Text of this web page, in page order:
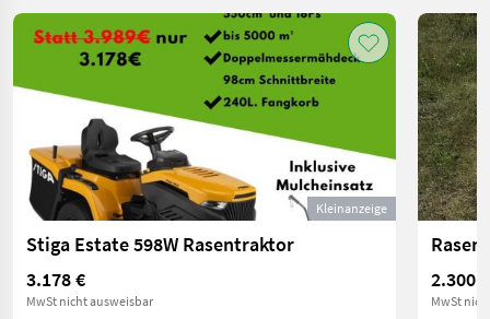
Kleinanzeige
Stiga Estate 598W Rasentraktor
3.178 €
MwSt nicht ausweisbar
2.300 €
MwSt